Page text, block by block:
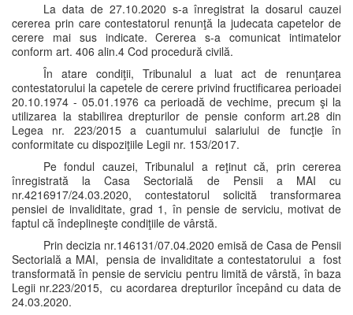
La data de 27.10.2020 s-a înregistrat la dosarul cauzei
cererea prin care contestatorul renunţă la judecata capetelor de
cerere mai sus indicate. Cererea s-a comunicat intimatelor
conform art. 406 alin.4 Cod procedură civilă.
În atare condiţii, Tribunalul a luat act de renunţarea
contestatorului la capetele de cerere privind fructificarea perioadei
20.10.1974 - 05.01.1976 ca perioadă de vechime, precum şi la
utilizarea la stabilirea drepturilor de pensie conform art.28 din
Legea nr. 223/2015 a cuantumului salariului de funcţie în
conformitate cu dispoziţiile Legii nr. 153/2017.
Pe fondul cauzei, Tribunalul a reţinut că, prin cererea
înregistrată la Casa Sectorială de Pensii a MAI cu
nr.4216917/24.03.2020, contestatorul solicită transformarea
pensiei de invaliditate, grad 1, în pensie de serviciu, motivat de
faptul că îndeplineşte condiţiile de vârstă.
Prin decizia nr.146131/07.04.2020 emisă de Casa de Pensii
Sectorială a MAI, pensia de invaliditate a contestatorului a fost
transformată în pensie de serviciu pentru limită de vârstă, în baza
Legii nr.223/2015, cu acordarea drepturilor începând cu data de
24.03.2020.